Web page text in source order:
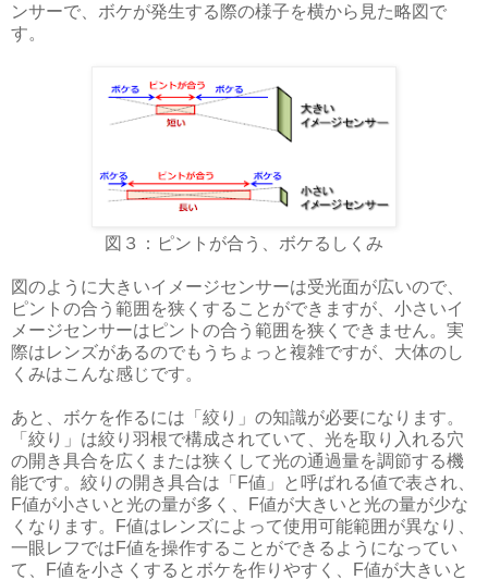
ンサーで、ボケが発生する際の様子を横から見た略図で
す。
図３：ピントが合う、ボケるしくみ
図のように大きいイメージセンサーは受光面が広いので、
ピントの合う範囲を狭くすることができますが、小さいイ
メージセンサーはピントの合う範囲を狭くできません。実
際はレンズがあるのでもうちょっと複雑ですが、大体のし
くみはこんな感じです。
あと、ボケを作るには「絞り」の知識が必要になります。
「絞り」は絞り羽根で構成されていて、光を取り入れる穴
の開き具合を広くまたは狭くして光の通過量を調節する機
能です。絞りの開き具合は「F値」と呼ばれる値で表され、
F値が小さいと光の量が多く、F値が大きいと光の量が少な
くなります。F値はレンズによって使用可能範囲が異なり、
一眼レフではF値を操作することができるようになってい
て、F値を小さくするとボケを作りやすく、F値が大きいと